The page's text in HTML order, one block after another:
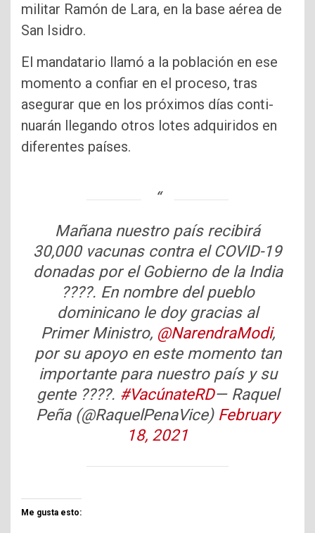
militar Ramón de Lara, en la base aérea de
San Isidro.
El mandatario llamó a la población en ese
momento a confiar en el proceso, tras
asegurar que en los próximos días conti­
nuarán llegando otros lo­tes adquiridos en
diferen­tes países.
Mañana nuestro país recibirá
30,000 vacunas contra el COVID-19
donadas por el Gobierno de la India
????. En nombre del pueblo
dominicano le doy gracias al
Primer Ministro, @NarendraModi,
por su apoyo en este momento tan
importante para nuestro país y su
gente ????. #VacúnateRD— Raquel
Peña (@RaquelPenaVice) February
18, 2021
Me gusta esto: